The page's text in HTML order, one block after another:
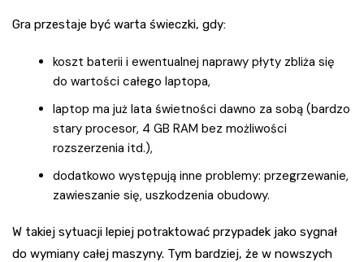
Gra przestaje być warta świeczki, gdy:
koszt baterii i ewentualnej naprawy płyty zbliża się
do wartości całego laptopa,
laptop ma już lata świetności dawno za sobą (bardzo
stary procesor, 4 GB RAM bez możliwości
rozszerzenia itd.),
dodatkowo występują inne problemy: przegrzewanie,
zawieszanie się, uszkodzenia obudowy.
W takiej sytuacji lepiej potraktować przypadek jako sygnał
do wymiany całej maszyny. Tym bardziej, że w nowszych